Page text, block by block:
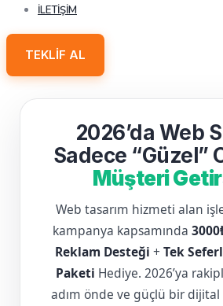
İLETIŞIM
TEKLIF AL
2026’da Web
Sadece “Güzel”
Müşteri
Web tasarım hizmeti alan
kampanya kapsamında
Reklam Desteği + Tek
Paketi Hediye. 2026’ya
adım önde ve güçlü bir dijital